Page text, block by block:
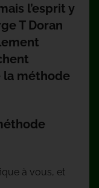
l’esprit y
T Doran
la méthode
à vous, et